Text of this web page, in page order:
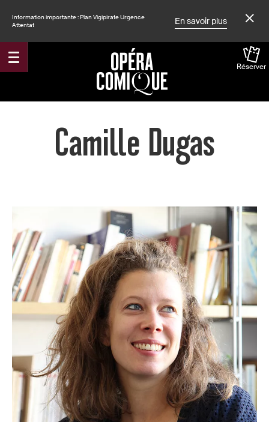
Information importante : Plan Vigipirate Urgence
Attentat
En savoir plus
Réserver
Accueil
Camille Dugas